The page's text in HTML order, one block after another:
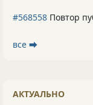
#568558 Повтор
все ⮕
АКТУАЛЬНО